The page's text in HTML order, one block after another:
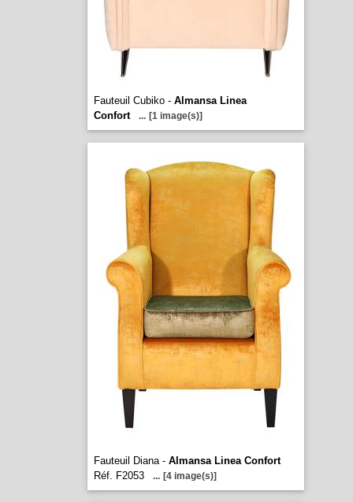
Fauteuil Cubiko - Almansa Linea
Confort
... [1 image(s)]
Fauteuil Diana - Almansa Linea Confort
Réf. F2053
... [4 image(s)]